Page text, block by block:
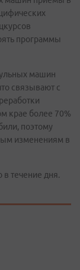
программы
машин
связывают с
крае более 70%
поэтому
изменениям в
в течение дня.